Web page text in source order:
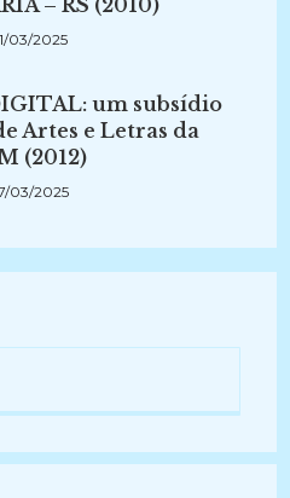
– RS (2010)
03/2025
um subsídio
Artes e Letras da
(2012)
03/2025